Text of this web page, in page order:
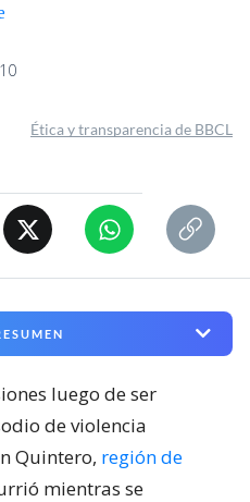
Ética y transparencia de BBCL
luego de ser
de violencia
Quintero, región de
mientras se